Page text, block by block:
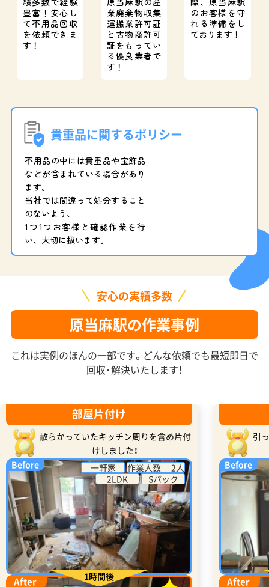
豊富！ 安心し
て不用品回収
を依頼できま
す！
業廃棄物収集
運搬業許可証
と 古物商許可
証をもってい
る優良業者で
す！
のお客様を守
れる準備をし
ております！
貴重品に関するポリシー
不用品の中には貴重品や宝飾品
などが含まれている場合があり
ます。
当社では間違って処分すること
のないよう、
1つ1つお客様と確認作業を行
い、大切に扱います。
安心の実績多数
原当麻駅の作業事例
これは実例のほんの一部です。どんな依頼でも最短即日で
回収・解決いたします！
部屋片付け
散らかっていたキッチン周りを含め片付
けしました！
Before
一軒家
作業人数 2人
2LDK
Sパック
After 1時間後
引
Before
After